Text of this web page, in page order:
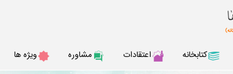
كتابخانه اعتقادات مشاوره ويژه ها